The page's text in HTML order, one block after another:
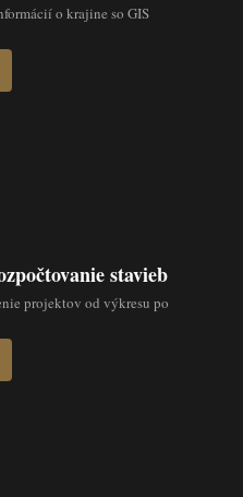
o krajine so GIS
stavieb
projektov od výkresu po